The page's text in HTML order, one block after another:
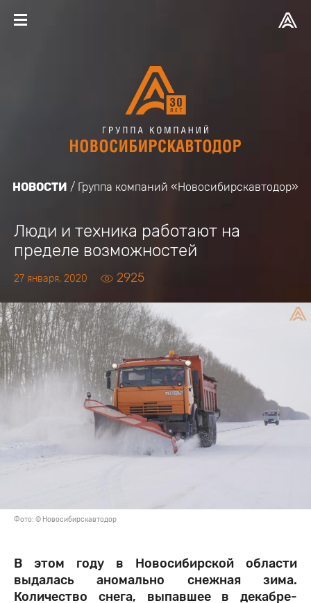
НОВОСТИ Группа компаний «Новосибирскавтодор»
Люди и техника работают на
пределе возможностей
27 января, 2020 2925
Фото: © Новосибирскавтодор
В этом году в Новосибирской области
выдалась аномально снежная зима.
Количество снега, выпавшее в декабре-